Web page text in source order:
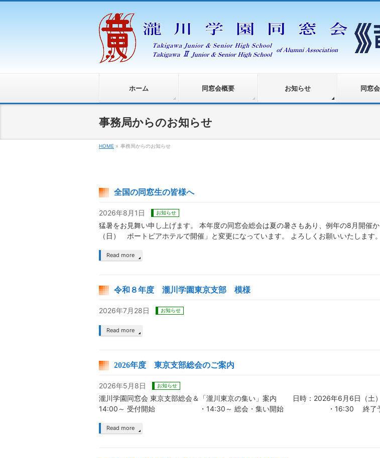
ホーム 同窓会概要 お知らせ 同窓
事務局からのお知らせ
HOME » 事務局からのお知らせ
全国の同窓生の皆様へ
2026年8月1日 お知らせ
猛暑をお見舞い申し上げます。 本年度の同窓会総会は夏の暑さもあり、例年の8月開催
（日） ポートピアホテルで開催」と変更になっています。 よろしくお願いいたします。
Read more
令和８年度 瀧川学園東京支部 模様
2026年7月28日 お知らせ
Read more
2026年度 東京支部総会のご案内
2026年5月8日 お知らせ
瀧川学園同窓会 東京支部総会＆「瀧川東京の集い」案内 日時：2026年6
14:00～ 受付開始 ・14:30～ 総会・集い開始 ・16:30 終了
Read more